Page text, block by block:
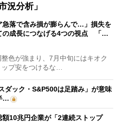
況分析」
急落で含み損が膨らんで…」損失を
の成長につなげる4つの視点 「…
色が強まり、7月中旬にはキオク
プ安をつけるな…
ダック・S&P500は足踏み」が意味
…
額10兆円企業が「2連続ストップ